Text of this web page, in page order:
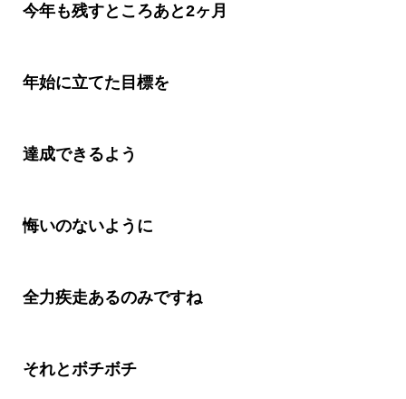
今年も残すところあと2ヶ月
年始に立てた目標を
達成できるよう
悔いのないように
全力疾走あるのみですね
それとボチボチ